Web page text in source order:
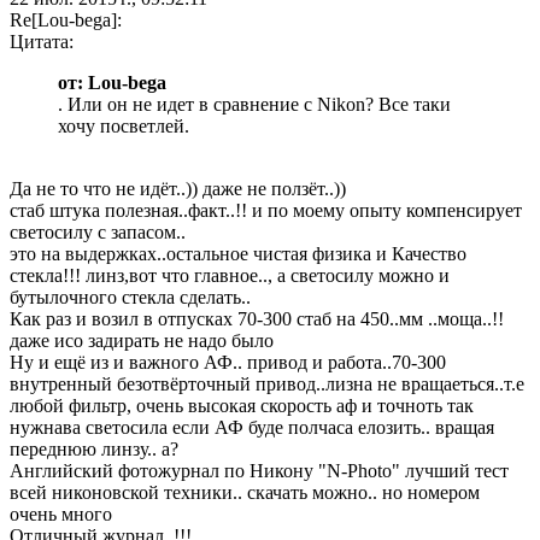
Re[Lou-bega]:
Цитата:
от: Lou-bega
. Или он не идет в сравнение с Nikon? Все таки
хочу посветлей.
Да не то что не идёт..)) даже не ползёт..))
стаб штука полезная..факт..!! и по моему опыту компенсирует
светосилу с запасом..
это на выдержках..остальное чистая физика и Качество
стекла!!! линз,вот что главное.., а светосилу можно и
бутылочного стекла сделать..
Как раз и возил в отпусках 70-300 стаб на 450..мм ..моща..!!
даже исо задирать не надо было
Ну и ещё из и важного АФ.. привод и работа..70-300
внутренный безотвёрточный привод..лизна не вращаеться..т.е
любой фильтр, очень высокая скорость аф и точноть так
нужнава светосила если АФ буде полчаса елозить.. вращая
переднюю линзу.. а?
Английский фотожурнал по Никону "N-Photo" лучший тест
всей никоновской техники.. скачать можно.. но номером
очень много